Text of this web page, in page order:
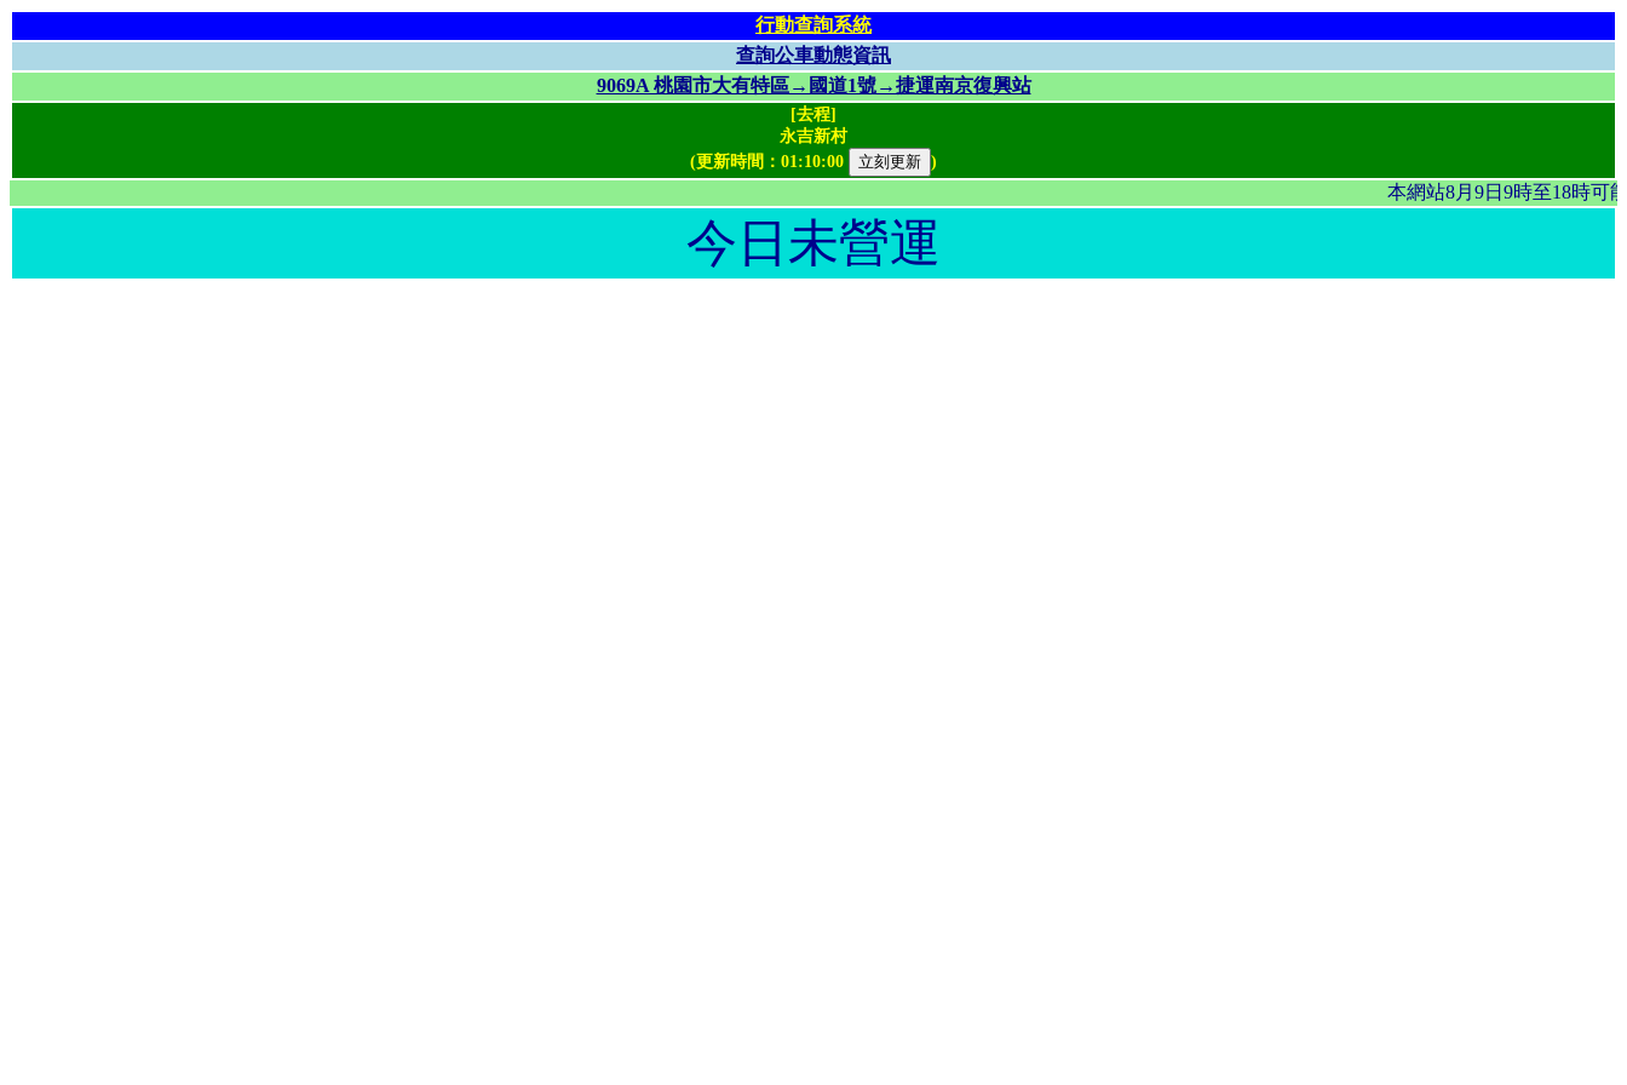
行動查詢系統
查詢公車動態資訊
9069A 桃園市大有特區→國道1號→捷運南京復興站
[去程]
永吉新村
(更新時間： 01:10:00 )
本網站8月9日9時至18
今日未營運